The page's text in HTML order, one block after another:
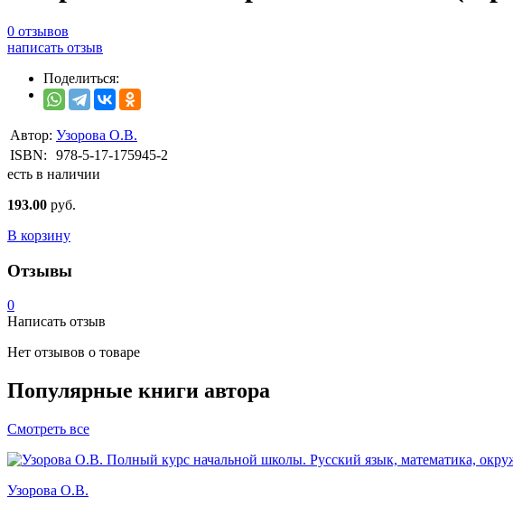
0 отзывов
написать отзыв
Поделиться:
Автор: Узорова О.В.
ISBN:
978-5-17-175945-2
есть в наличии
193.00 руб.
В корзину
Отзывы
0
Написать отзыв
Нет отзывов о товаре
Популярные книги автора
Смотреть все
Узорова О.В.